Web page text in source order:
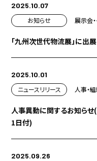
2025.10.07
お知らせ
展示会
「九州次世代物流展」に出展
2025.10.01
ニュースリリース
人事・
人事異動に関するお知ら
1日付)
2025.09.26